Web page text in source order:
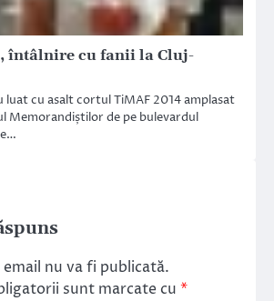
întâlnire cu fanii la Cluj-
luat cu asalt cortul TiMAF 2014 amplasat
Memorandiștilor de pe bulevardul
nu va fi publicată.
sunt marcate cu *